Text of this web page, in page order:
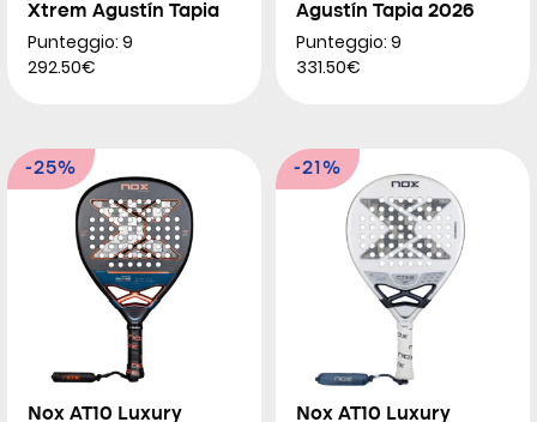
Xtrem Agustín Tapia
2026
Punteggio: 9
292.50€
Agustín Tapia 2026
Punteggio: 9
331.50€
-25%
Nox AT10 Luxury
-21%
Nox AT10 Luxury